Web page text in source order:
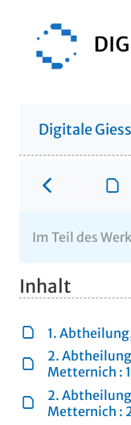
Digitale
Inhalt
1.
2.
Metternich :
2.
Metternich :